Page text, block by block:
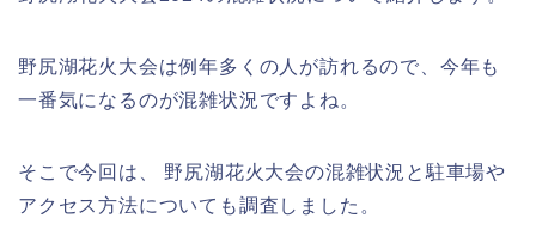
野尻湖花火大会は例年多くの人が訪れるので、今年も
一番気になるのが混雑状況ですよね。
そこで今回は、 野尻湖花火大会の混雑状況と駐車場や
アクセス方法についても調査しました。